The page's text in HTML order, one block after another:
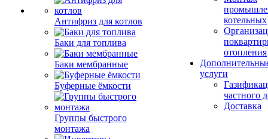
Антифриз для котлов
Баки для топлива
Баки мембранные
Буферные ёмкости
Группы быстрого
монтажа
котельных
отопления
услуги
частного
Доставка